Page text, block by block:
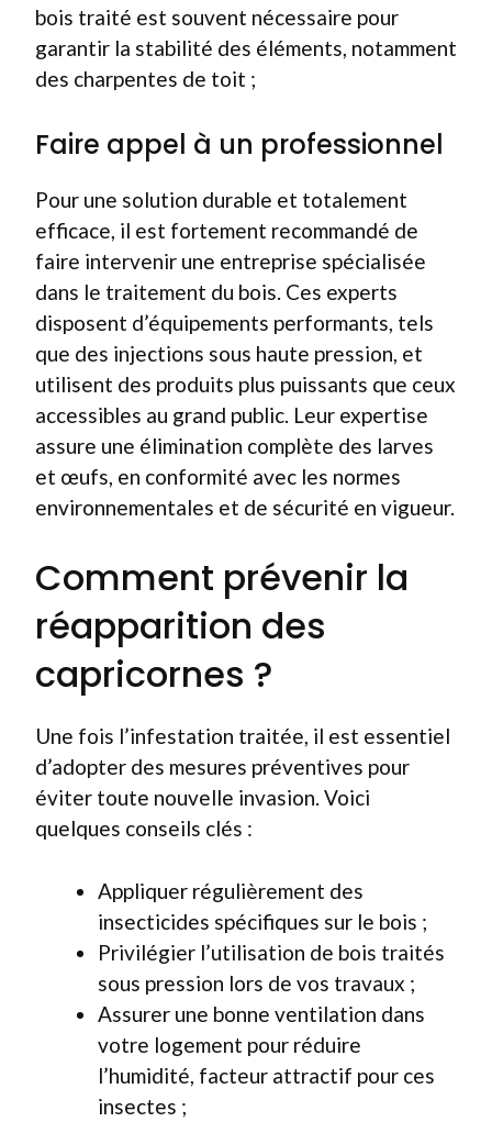
bois traité est souvent nécessaire pour
garantir la stabilité des éléments, notamment
des charpentes de toit ;
Faire appel à un professionnel
Pour une solution durable et totalement
efficace, il est fortement recommandé de
faire intervenir une entreprise spécialisée
dans le traitement du bois. Ces experts
disposent d’équipements performants, tels
que des injections sous haute pression, et
utilisent des produits plus puissants que ceux
accessibles au grand public. Leur expertise
assure une élimination complète des larves
et œufs, en conformité avec les normes
environnementales et de sécurité en vigueur.
Comment prévenir la
réapparition des
capricornes ?
Une fois l’infestation traitée, il est essentiel
d’adopter des mesures préventives pour
éviter toute nouvelle invasion. Voici
quelques conseils clés :
Appliquer régulièrement des
insecticides spécifiques sur le bois ;
Privilégier l’utilisation de bois traités
sous pression lors de vos travaux ;
Assurer une bonne ventilation dans
votre logement pour réduire
l’humidité, facteur attractif pour ces
insectes ;